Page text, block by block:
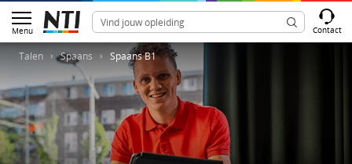
Menu Contact
Talen Spaans Spaans B1